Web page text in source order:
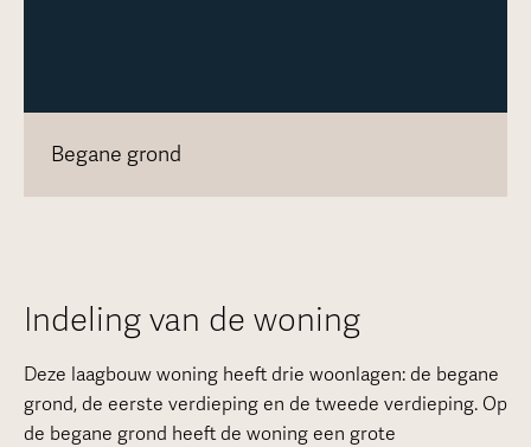
Begane grond
Indeling van de woning
Deze laagbouw woning heeft drie woonlagen: de begane
grond, de eerste verdieping en de tweede verdieping. Op
de begane grond heeft de woning een grote